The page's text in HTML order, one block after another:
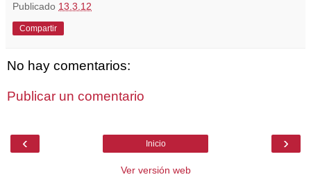
Publicado 13.3.12
Compartir
No hay comentarios:
Publicar un comentario
‹ ›
Inicio
Ver versión web